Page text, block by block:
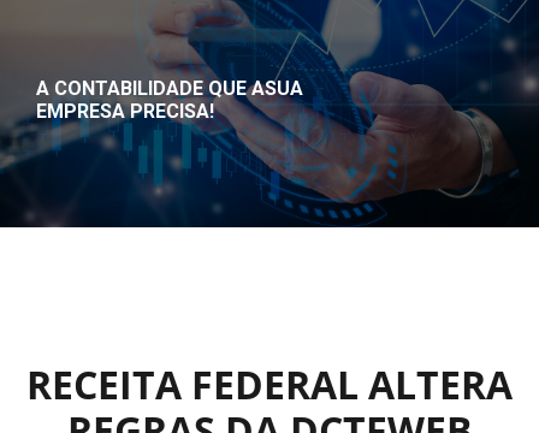
A CONTABILIDADE QUE ASUA
EMPRESA PRECISA!
RECEITA FEDERAL ALTERA